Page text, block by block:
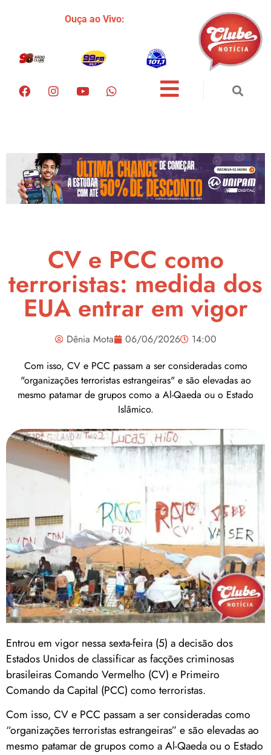
Ouça ao Vivo:
CV e PCC como
terroristas: medida dos
EUA entrar em vigor
Dênia Mota 06/06/2026
14:00
Com isso, CV e PCC passam a ser consideradas como
"organizações terroristas estrangeiras" e são elevadas ao
mesmo patamar de grupos como a Al-Qaeda ou o Estado
Islâmico.
Entrou em vigor nessa sexta-feira (5) a decisão dos
Estados Unidos de classificar as facções criminosas
brasileiras Comando Vermelho (CV) e Primeiro
Comando da Capital (PCC) como terroristas.
Com isso, CV e PCC passam a ser consideradas como
“organizações terroristas estrangeiras” e são elevadas ao
mesmo patamar de grupos como a Al-Qaeda ou o Estado